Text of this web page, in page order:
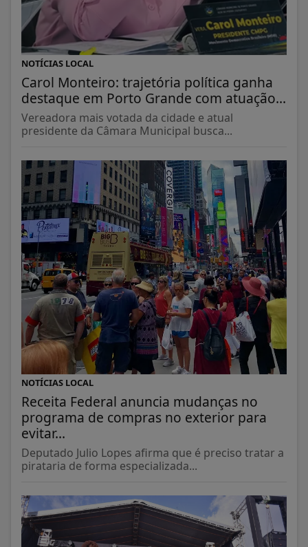
NOTÍCIAS LOCAL
Carol Monteiro: trajetória política ganha
destaque em Porto Grande com atuação...
Vereadora mais votada da cidade e atual
presidente da Câmara Municipal busca...
NOTÍCIAS LOCAL
Receita Federal anuncia mudanças no
programa de compras no exterior para
evitar...
Deputado Julio Lopes afirma que é preciso tratar a
pirataria de forma especializada...